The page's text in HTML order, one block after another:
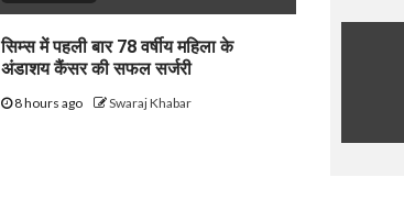
सिम्स में पहली बार 78 वर्षीय महिला के
अंडाशय कैंसर की सफल सर्जरी
8 hours ago Swaraj Khabar